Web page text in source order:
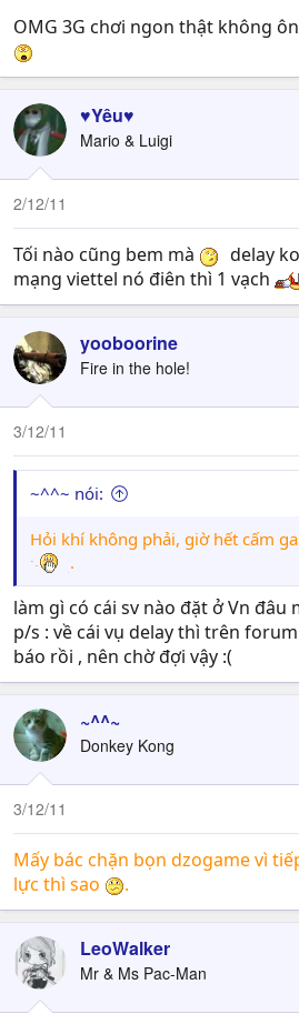
OMG 3G chơi ngon thật không
♥Yêu♥
Mario & Luigi
2/12/11
Tối nào cũng bem mà
delay
mạng viettel nó điên thì 1 vạch
yooboorine
Fire in the hole!
3/12/11
~^^~ nói:
Hỏi khí không phải, giờ hết cấm
.
làm gì có cái sv nào đặt ở Vn đâu
p/s : về cái vụ delay thì trên
báo rồi , nên chờ đợi vậy :(
~^^~
Donkey Kong
3/12/11
Mấy bác chặn bọn dzogame vì
lực thì sao
.
LeoWalker
Mr & Ms Pac-Man